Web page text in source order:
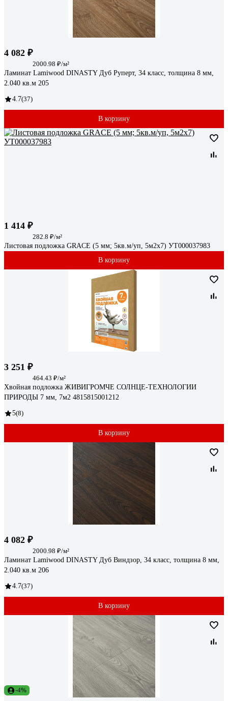
4 082 ₽
2000.98 ₽/м²
Ламинат Lamiwood DINASTY Дуб Руперт, 34 класс, толщина 8 мм,
2.040 кв.м 205
4.7(37)
В корзину
1 414 ₽
282.8 ₽/м²
Листовая подложка GRACE (5 мм; 5кв.м/уп, 5м2x7) УТ000037983
В корзину
3 251 ₽
464.43 ₽/м²
Хвойная подложка ЖИВИГРОМЧЕ СОЛНЦЕ-ТЕХНОЛОГИИ
ПРИРОДЫ 7 мм, 7м2 4815815001212
5(8)
В корзину
4 082 ₽
2000.98 ₽/м²
Ламинат Lamiwood DINASTY Дуб Виндзор, 34 класс, толщина 8 мм,
2.040 кв.м 206
4.7(37)
В корзину
-4%